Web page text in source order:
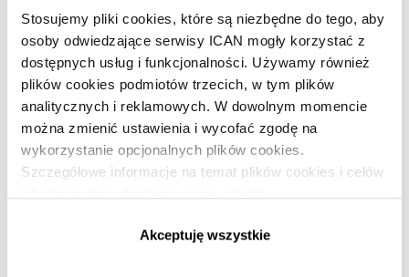
Stosujemy pliki cookies, które są niezbędne do tego, aby
osoby odwiedzające serwisy ICAN mogły korzystać z
dostępnych usług i funkcjonalności. Używamy również
plików cookies podmiotów trzecich, w tym plików
analitycznych i reklamowych. W dowolnym momencie
można zmienić ustawienia i wycofać zgodę na
wykorzystanie opcjonalnych plików cookies.
Szczegółowe informacje na temat plików cookies i celów
Akceptuję wszystkie
Ważne, by słuchać i słyszeć
ZARZĄDZANIE I PRZYWÓDZTWO|RÓŻNORODNOŚĆ,GENDER,
PRACA,KOBIETY W BIZNESIE
Jolanta Rycerz PL
Każdy, niezależenie od płci, może być dobrym
przywódcą. Jeśli chcemy inspirować innych do
działania, przede wszystkim musimy wykazywać
się odwagą, wzbudzać zaufanie i dzielić się